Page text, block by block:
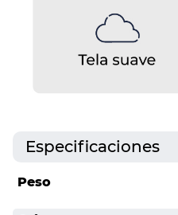
Especificaciones
Peso